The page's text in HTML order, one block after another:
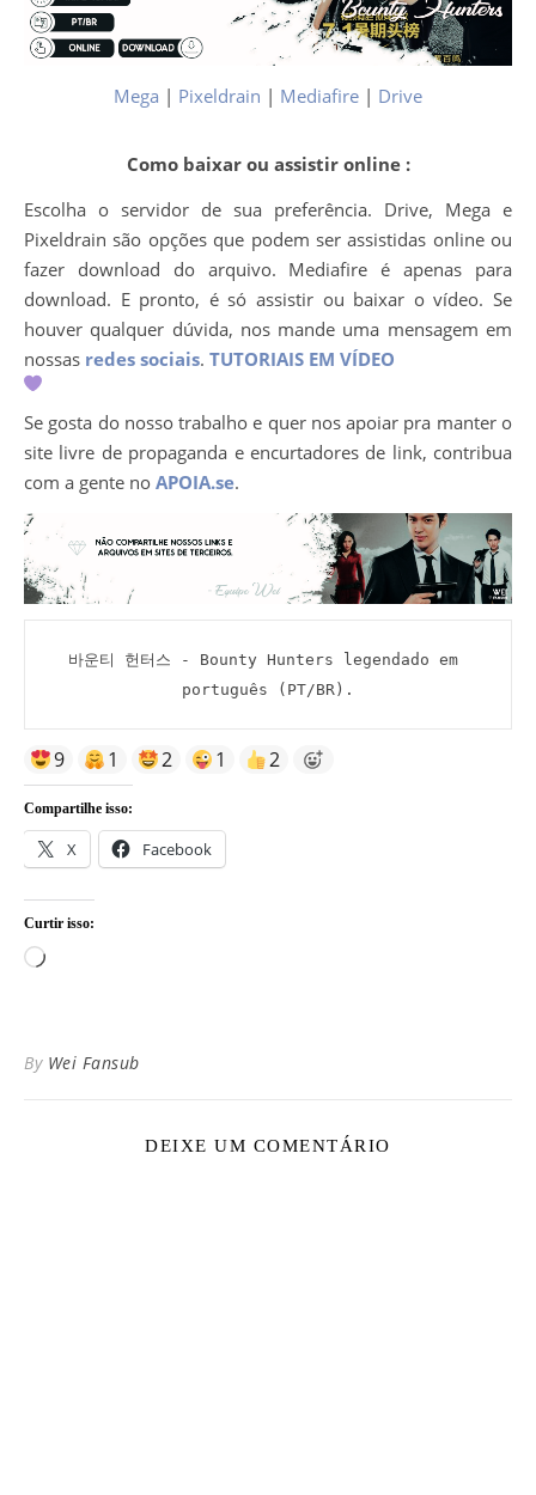
Mega | Pixeldrain | Mediafire | Drive
Como baixar ou assistir online :
Escolha o servidor de sua preferência. Drive, Mega e
Pixeldrain são opções que podem ser assistidas online ou
fazer download do arquivo. Mediafire é apenas para
download. E pronto, é só assistir ou baixar o vídeo. Se
houver qualquer dúvida, nos mande uma mensagem em
nossas redes sociais. TUTORIAIS EM VÍDEO
Se gosta do nosso trabalho e quer nos apoiar pra manter o
site livre de propaganda e encurtadores de link, contribua
com a gente no APOIA.se.
바운티 헌터스 - Bounty Hunters legendado em
português (PT/BR).
9 1 2 1 2
Compartilhe isso:
X Facebook
Curtir isso:
Carregando...
By Wei Fansub
DEIXE UM COMENTÁRIO